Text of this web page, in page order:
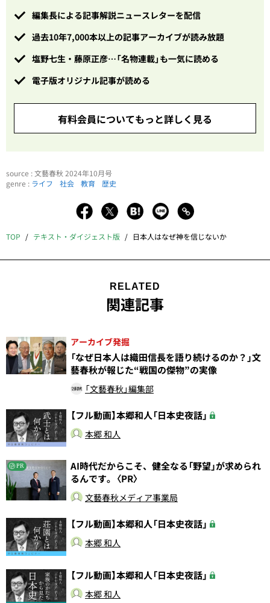
編集長による記事解説ニュースレターを配信
過去10年7,000本以上の記事アーカイブが読み放題
塩野七生・藤原正彦…「名物連載」も一気に読める
電子版オリジナル記事が読める
有料会員についてもっと詳しく見る
source : 文藝春秋 2024年10月号
genre : ライフ 社会 教育 歴史
TOP テキスト・ダイジェスト版 日本人はなぜ神を信じないか
RELATED
関連記事
アーカイブ発掘
「なぜ日本人は織田信長を語り続けるのか？」文
藝春秋が報じた“戦国の傑物”の実像
「文藝春秋」編集部
【フル動画】本郷和人「日本史夜話」
本郷 和人
PR
AI時代だからこそ、健全なる「野望」が求められ
るんです。〈PR〉
文藝春秋メディア事業局
【フル動画】本郷和人「日本史夜話」
本郷 和人
【フル動画】本郷和人「日本史夜話」
本郷 和人